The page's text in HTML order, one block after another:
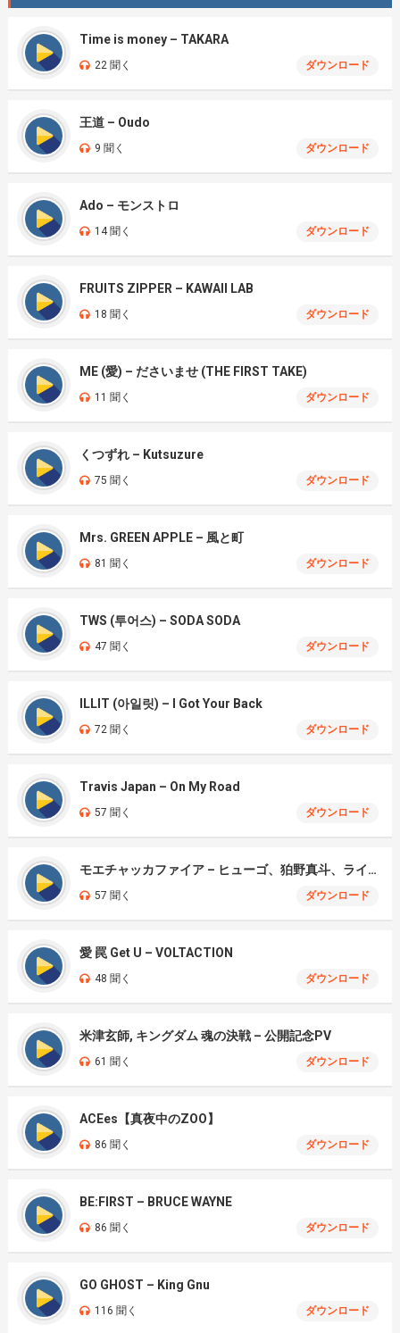
Time is money – TAKARA
22 聞く ダウンロード
王道 – Oudo
9 聞く ダウンロード
Ado – モンストロ
14 聞く ダウンロード
FRUITS ZIPPER – KAWAII LAB
18 聞く ダウンロード
ME (愛) – ださいませ (THE FIRST TAKE)
11 聞く ダウンロード
くつずれ – Kutsuzure
75 聞く ダウンロード
Mrs. GREEN APPLE – 風と町
81 聞く ダウンロード
TWS (투어스) – SODA SODA
47 聞く ダウンロード
ILLIT (아일릿) – I Got Your Back
72 聞く ダウンロード
Travis Japan – On My Road
57 聞く ダウンロード
モエチャッカファイア – ヒューゴ、狛野真斗、ライト、セヴェリアン (Cover )
57 聞く ダウンロード
愛 罠 Get U – VOLTACTION
48 聞く ダウンロード
米津玄師, キングダム 魂の決戦 – 公開記念PV
61 聞く ダウンロード
ACEes【真夜中のZOO】
86 聞く ダウンロード
BE:FIRST – BRUCE WAYNE
86 聞く ダウンロード
GO GHOST – King Gnu
116 聞く ダウンロード